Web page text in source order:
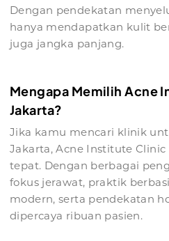
Dengan pendekatan
hanya mendapatkan kulit
juga jangka panjang.
Mengapa Memilih Acne
Jakarta?
Jika kamu mencari klinik
Jakarta, Acne Institute
tepat. Dengan berbagai
fokus jerawat, praktik
modern, serta pendekatan
dipercaya ribuan pasien.